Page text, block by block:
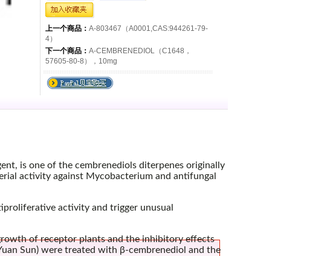
上一个商品： A-803467（A0001,CAS:944261-79-
4）
下一个商品： Α-CEMBRENEDIOL（C1648，
57605-80-8），10mg
is one of the cembrenediols diterpenes originally
activity against Mycobacterium and antifungal
activity and trigger unusual
of receptor plants and the inhibitory effects
Sun) were treated with β-cembrenediol and the